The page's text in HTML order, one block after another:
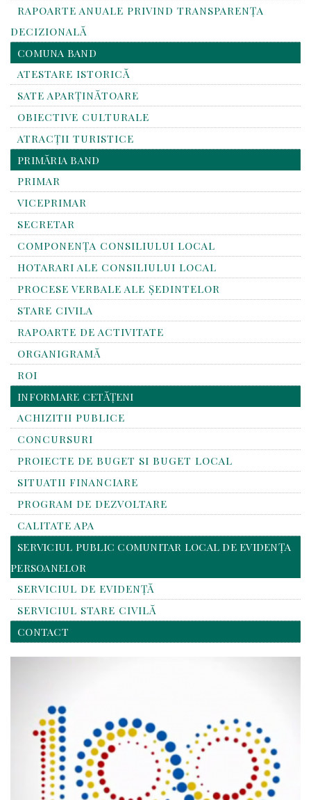
RAPOARTE ANUALE PRIVIND TRANSPARENŢA
DECIZIONALĂ
COMUNA BAND
ATESTARE ISTORICĂ
SATE APARȚINĂTOARE
OBIECTIVE CULTURALE
ATRACȚII TURISTICE
PRIMĂRIA BAND
PRIMAR
VICEPRIMAR
SECRETAR
COMPONENȚA CONSILIULUI LOCAL
HOTARARI ALE CONSILIULUI LOCAL
PROCESE VERBALE ALE ȘEDINTELOR
STARE CIVILA
RAPOARTE DE ACTIVITATE
ORGANIGRAMĂ
ROI
INFORMARE CETĂȚENI
ACHIZITII PUBLICE
CONCURSURI
PROIECTE DE BUGET SI BUGET LOCAL
SITUATII FINANCIARE
PROGRAM DE DEZVOLTARE
CALITATE APA
SERVICIUL PUBLIC COMUNITAR LOCAL DE EVIDENȚA
PERSOANELOR
SERVICIUL DE EVIDENȚĂ
SERVICIUL STARE CIVILĂ
CONTACT